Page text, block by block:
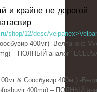
и крайне не дорогой
shop/12/desc/
400мг) -Велпанекс
– ПОЛНЫЙ аналог
& Соосбувир 400мг) -
400mg) – ПОЛНЫЙ